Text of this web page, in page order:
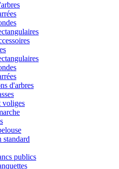
d'arbres
voliges
publics